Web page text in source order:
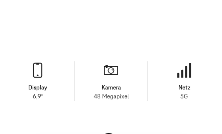
Display
6,9"
Kamera
48 Megapixel
Netz
5G